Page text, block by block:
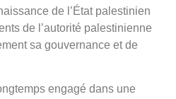
de l’État palestinien
de l’autorité palestinienne
sa gouvernance et de
engagé dans une